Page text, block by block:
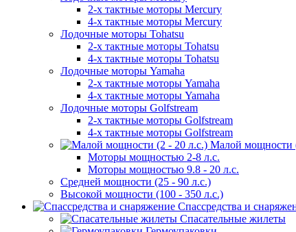
2-х тактные моторы Mercury
4-х тактные моторы Mercury
Лодочные моторы Tohatsu
2-х тактные моторы Tohatsu
4-х тактные моторы Tohatsu
Лодочные моторы Yamaha
2-х тактные моторы Yamaha
4-х тактные моторы Yamaha
Лодочные моторы Golfstream
2-х тактные моторы Golfstream
4-х тактные моторы Golfstream
Малой мощности
Моторы мощностью 2-8 л.с.
Моторы мощностью 9.8 - 20 л.с.
Средней мощности (25 - 90 л.с.)
Высокой мощности (100 - 350 л.с.)
Спассредства и
Спасательные жилеты